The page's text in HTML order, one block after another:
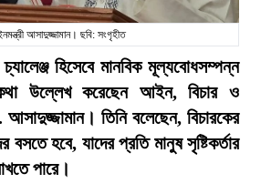
আসাদুজ্জামান। ছবি: সংগৃহীত
চ্যালেঞ্জ হিসেবে মানবিক মূল্যবোধসম্পন্ন
কথা উল্লেখ করেছেন আইন, বিচার ও
আসাদুজ্জামান। তিনি বলেছেন, বিচারকের
হবে, যাদের প্রতি মানুষ সৃষ্টিকর্তার
পারে।